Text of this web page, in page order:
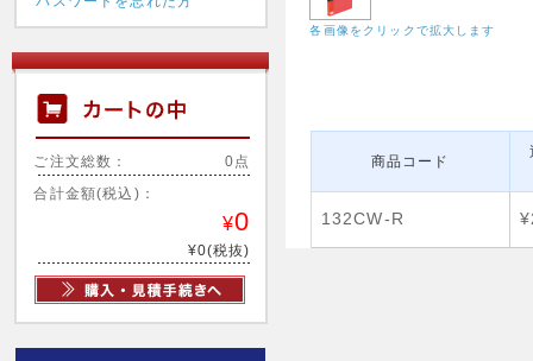
ご注文総数： 0点
合計金額(税込)：
¥0
¥0(税抜)
各画像をクリックで拡大します
商品コード
132CW-R